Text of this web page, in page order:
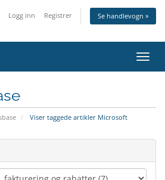
Logg inn Registrer Se handlevogn »
Bytt
Viser taggede artikler Microsoft